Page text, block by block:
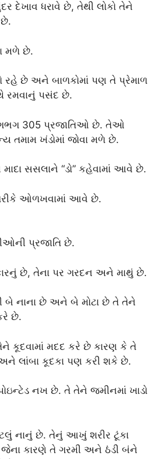
દેખાવ ધરાવે છે, તેથી લોકો તેને
છે.
મળે છે.
રહે છે અને બાળકોમાં પણ તે પ્રેમાળ
રમવાનું પસંદ છે.
305 પ્રજાતિઓ છે. તેઓ
તમામ ખંડોમાં જોવા મળે છે.
સસલાને “ડો” કહેવામાં આવે છે.
ઓળખવામાં આવે છે.
પ્રજાતિ છે.
છે, તેના પર ગરદન અને માથું છે.
બે નાના છે અને બે મોટા છે તે તેને
છે.
મદદ કરે છે કારણ કે તે
લાંબા કૂદકા પણ કરી શકે છે.
નખ છે. તે તેને જમીનમાં ખાડો
નાનું છે. તેનું આખું શરીર ટૂંકા
કારણે તે ગરમી અને ઠંડી બંને